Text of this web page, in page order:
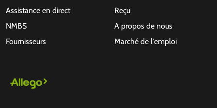
Assistance en direct
NMBS
Fournisseurs
Reçu
A propos de nous
Marché de l'emploi